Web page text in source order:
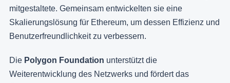
mitgestaltete. Gemeinsam entwickelten sie eine
Skalierungslösung für Ethereum, um dessen Effizienz und
Benutzerfreundlichkeit zu verbessern.
Die Polygon Foundation unterstützt die
Weiterentwicklung des Netzwerks und fördert das